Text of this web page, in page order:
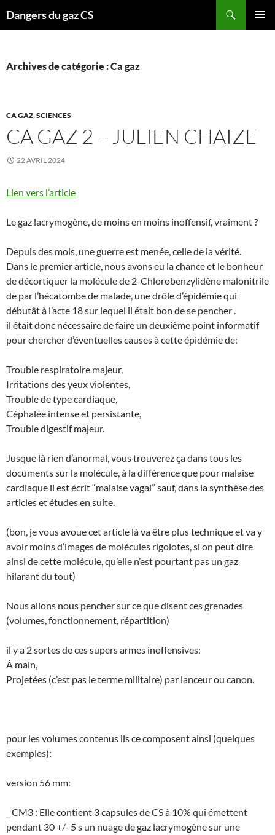
Dangers du gaz CS
Archives de catégorie : Ca gaz
CA GAZ,SCIENCES
CA GAZ 2 – JULIEN CHAIZE
22 AVRIL 2024
Lien vers l’article
Le gaz lacrymogène, de moins en moins inoffensif, vraiment ?
Depuis des mois, une guerre est menée, celle de la vérité.
Dans le premier article, nous avons eu la chance et le bonheur
de décortiquer la molécule de 2-Chlorobenzylidène malonitrile
de par l’hécatombe de malade, une drôle d’épidémie qui
débutât à l’acte 18 sur lequel il était bon de se pencher .
il était donc nécessaire de faire un deuxième point informatif
pour chercher d’éventuelles causes à cette épidémie de:
Trouble respiratoire majeur,
Irritations des yeux violentes,
Trouble de type cardiaque,
Céphalée intense et persistante,
Trouble digestif majeur.
Jusque là rien d’anormal, vous trouverez ça dans tous les
documents sur la molécule, à la différence que pour malaise
cardiaque il est écrit “malaise vagal” sauf, dans la synthèse des
articles et études en suite.
(bon, je vous avoue cet article là va être plus technique et va y
avoir moins d’images de molécules rigolotes, si on peut dire
ainsi de cette molécule, qu’elle n’est pourtant pas un gaz
hilarant du tout)
Nous allons nous pencher sur ce que disent ces grenades
(volumes, fonctionnement, répartition)
il y a 2 sortes de ces supers armes inoffensives:
À main,
Projetées (c’est pas le terme militaire) par lanceur ou canon.
pour les volumes contenus ils ce composent ainsi (quelques
exemples):
version 56 mm:
_ CM3 : Elle contient 3 capsules de CS à 10% qui émettent
pendant 30 +/- 5 s un nuage de gaz lacrymogène sur une